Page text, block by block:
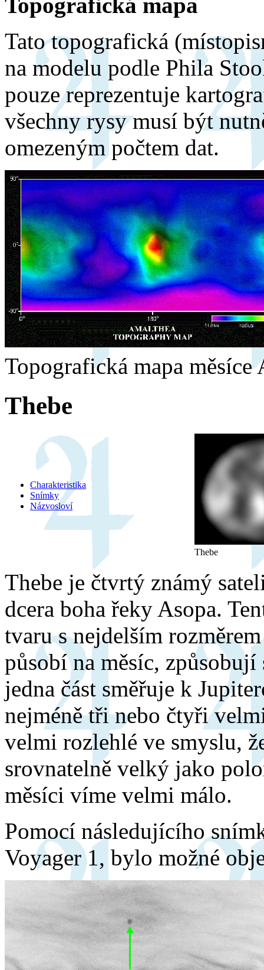
Topografická mapa
Tato topografická
na modelu podle Phila
pouze reprezentuje
všechny rysy musí být
omezeným počtem dat.
Topografická mapa měsíce
Thebe
Charakteristika
Snímky
Názvosloví
Thebe
Thebe je čtvrtý známý
dcera boha řeky Asopa.
tvaru s nejdelším
působí na měsíc,
jedna část směřuje k
nejméně tři nebo čtyři
velmi rozlehlé ve smyslu,
srovnatelně velký jako
měsíci víme velmi málo.
Pomocí následujícího
Voyager 1, bylo možné